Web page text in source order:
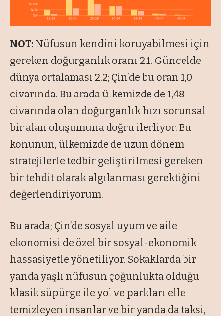
NOT: Nüfusun kendini koruyabilmesi için
gereken doğurganlık oranı 2,1. Güncelde
dünya ortalaması 2,2; Çin’de bu oran 1,0
civarında. Bu arada ülkemizde de 1,48
civarında olan doğurganlık hızı sorunsal
bir alan oluşumuna doğru ilerliyor. Bu
konunun, ülkemizde de uzun dönem
stratejilerle tedbir geliştirilmesi gereken
bir tehdit olarak algılanması gerektiğini
değerlendiriyorum.
Bu arada; Çin’de sosyal uyum ve aile
ekonomisi de özel bir sosyal-ekonomik
hassasiyetle yönetiliyor. Sokaklarda bir
yanda yaşlı nüfusun çoğunlukta olduğu
klasik süpürge ile yol ve parkları elle
temizleyen insanlar ve bir yanda da taksi,